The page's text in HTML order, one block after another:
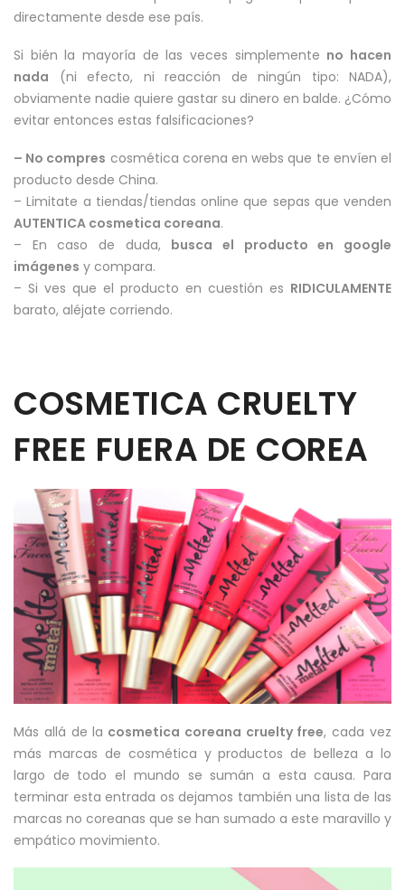
directamente desde ese país.
Si bién la mayoría de las veces simplemente no hacen
nada (ni efecto, ni reacción de ningún tipo: NADA),
obviamente nadie quiere gastar su dinero en balde. ¿Cómo
evitar entonces estas falsificaciones?
– No compres cosmética corena en webs que te envíen el
producto desde China.
– Limitate a tiendas/tiendas online que sepas que venden
AUTENTICA cosmetica coreana.
– En caso de duda, busca el producto en google
imágenes y compara.
– Si ves que el producto en cuestión es RIDICULAMENTE
barato, aléjate corriendo.
COSMETICA CRUELTY
FREE FUERA DE COREA
Más allá de la cosmetica coreana cruelty free, cada vez
más marcas de cosmética y productos de belleza a lo
largo de todo el mundo se sumán a esta causa. Para
terminar esta entrada os dejamos también una lista de las
marcas no coreanas que se han sumado a este maravillo y
empático movimiento.